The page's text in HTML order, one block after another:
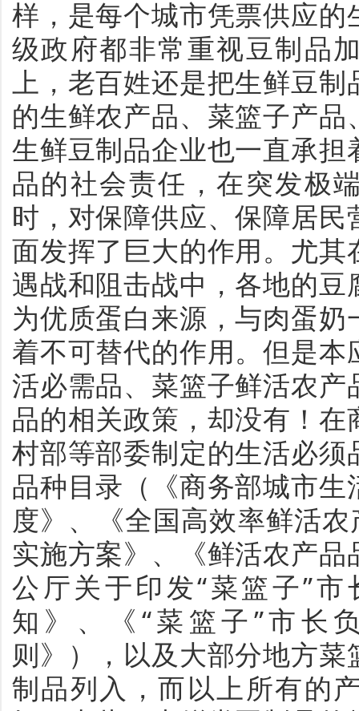
样，是每个城市凭票供应
级政府都非常重视豆制品
上，老百姓还是把生鲜豆
的生鲜农产品、菜篮子产
生鲜豆制品企业也一直承
品的社会责任，在突发极
时，对保障供应、保障居
面发挥了巨大的作用。尤
遇战和阻击战中，各地的
为优质蛋白来源，与肉蛋
着不可替代的作用。但是
活必需品、菜篮子鲜活农
品的相关政策，却没有！
村部等部委制定的生活必
品种目录（《商务部城市
度》、《全国高效率鲜活
实施方案》、《鲜活农产
公厅关于印发“菜篮子”
知》、《“菜篮子”市长
则》），以及大部分地方
制品列入，而以上所有的